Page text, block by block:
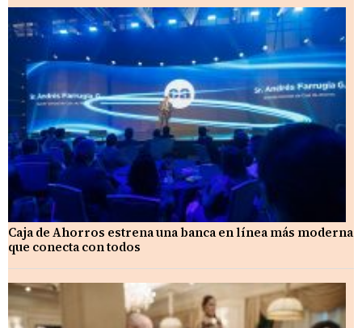
Caja de Ahorros estrena una banca en línea más moderna
que conecta con todos